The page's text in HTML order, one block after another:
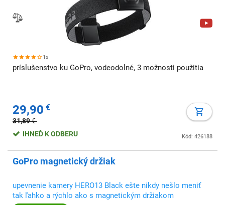
1x
príslušenstvo ku GoPro, vodeodolné, 3 možnosti použitia
29,90 €
31,89€
Kód: 426188
IHNEĎ K ODBERU
GoPro magnetický držiak
upevnenie kamery HERO13 Black ešte nikdy nešlo meniť
tak ľahko a rýchlo ako s magnetickým držiakom